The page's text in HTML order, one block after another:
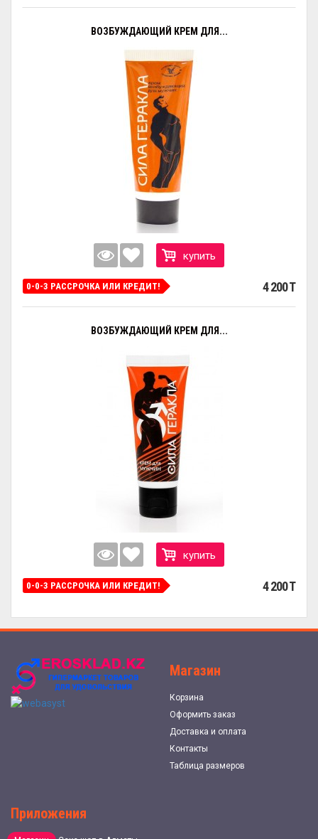
ВОЗБУЖДАЮЩИЙ КРЕМ ДЛЯ...
купить
0-0-3 РАССРОЧКА ИЛИ КРЕДИТ! 4 200 T
ВОЗБУЖДАЮЩИЙ КРЕМ ДЛЯ...
купить
0-0-3 РАССРОЧКА ИЛИ КРЕДИТ! 4 200 T
Магазин
Корзина
Оформить заказ
Доставка и оплата
Контакты
Таблица размеров
Приложения